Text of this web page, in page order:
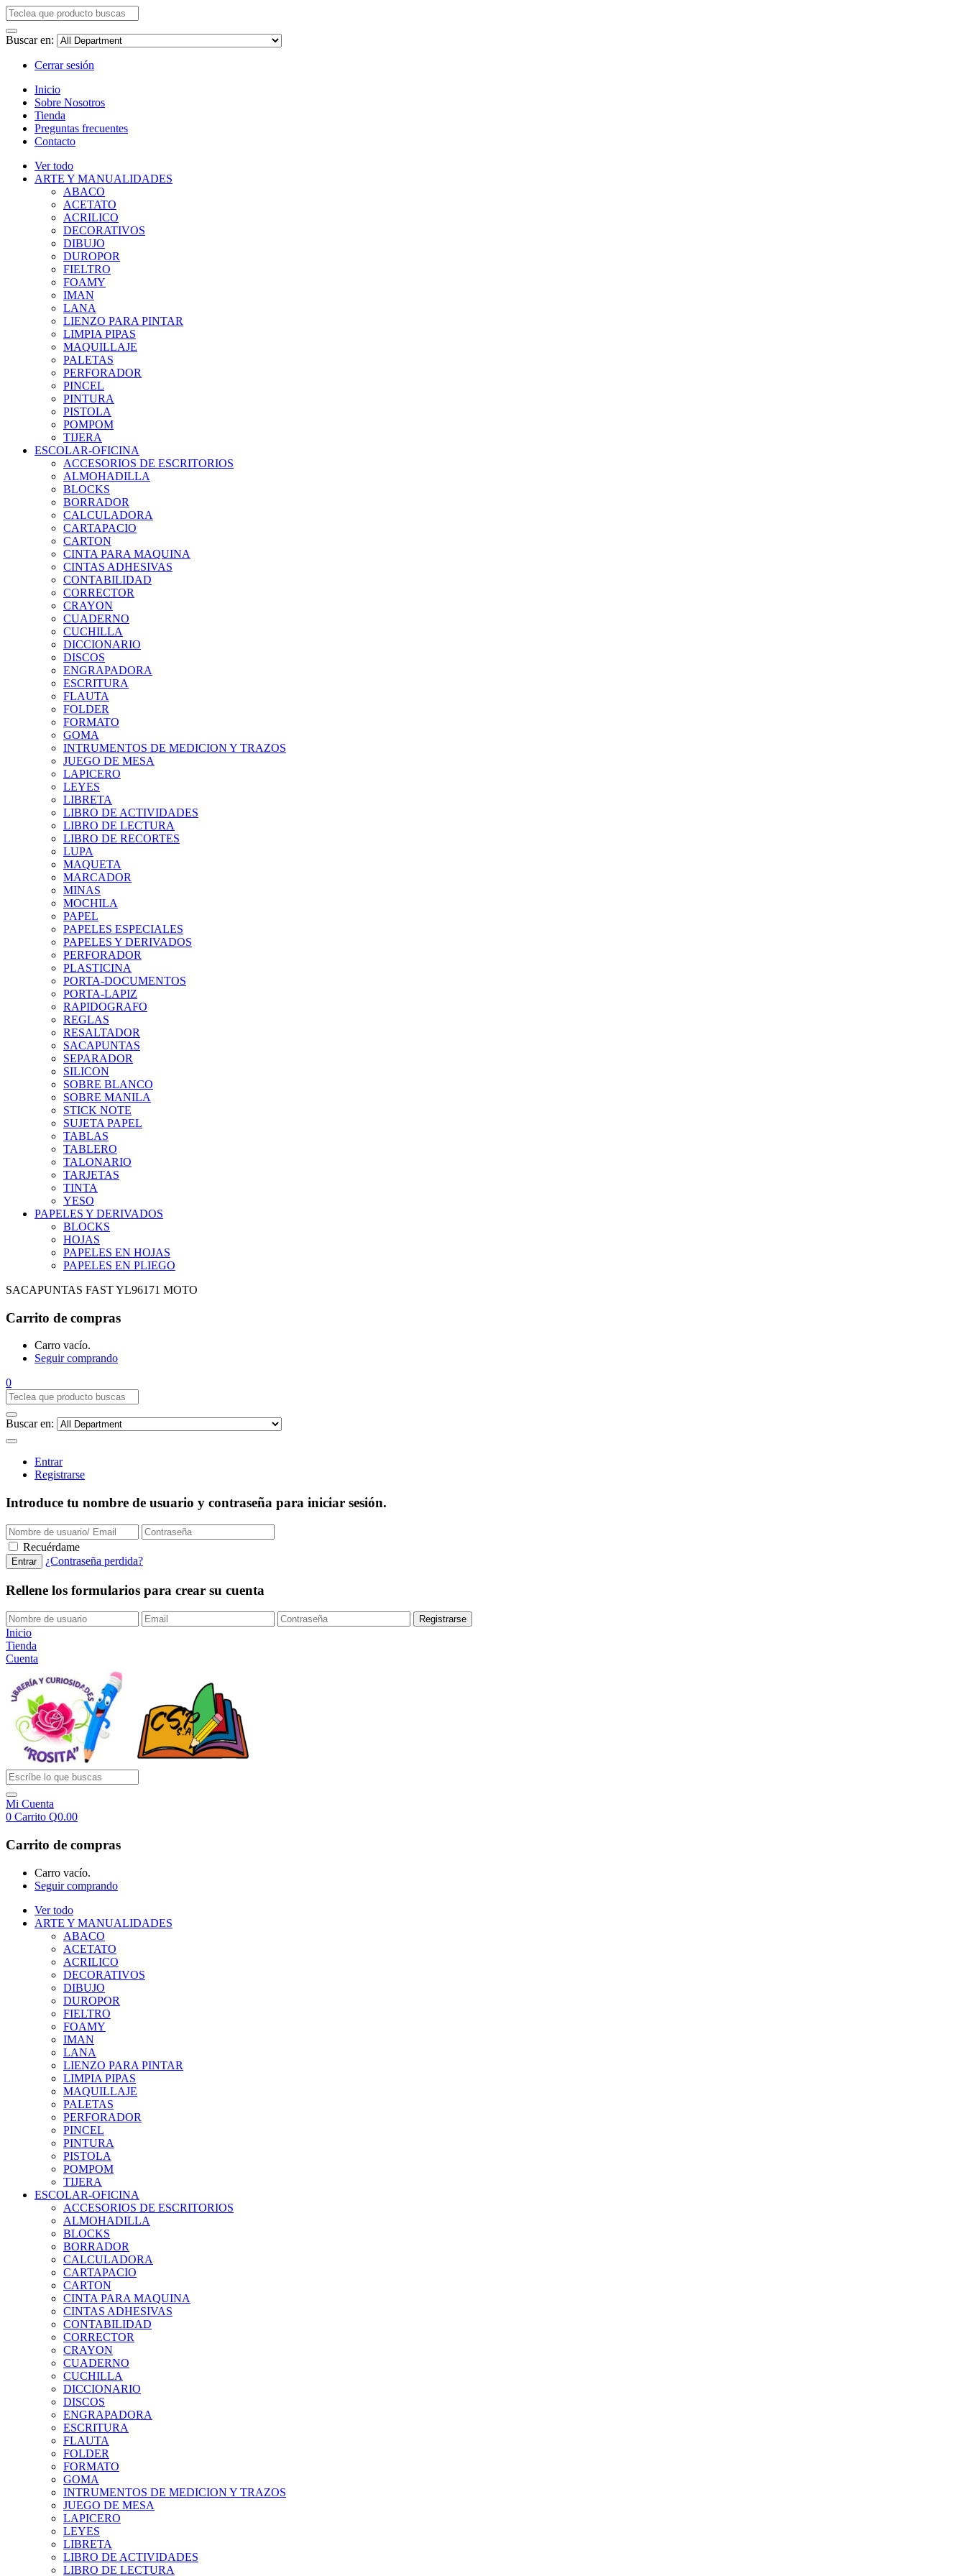
Buscar en:
Cerrar sesión
Inicio
Sobre Nosotros
Tienda
Preguntas frecuentes
Contacto
Ver todo
ARTE Y MANUALIDADES
ABACO
ACETATO
ACRILICO
DECORATIVOS
DIBUJO
DUROPOR
FIELTRO
FOAMY
IMAN
LANA
LIENZO PARA PINTAR
LIMPIA PIPAS
MAQUILLAJE
PALETAS
PERFORADOR
PINCEL
PINTURA
PISTOLA
POMPOM
TIJERA
ESCOLAR-OFICINA
ACCESORIOS DE ESCRITORIOS
ALMOHADILLA
BLOCKS
BORRADOR
CALCULADORA
CARTAPACIO
CARTON
CINTA PARA MAQUINA
CINTAS ADHESIVAS
CONTABILIDAD
CORRECTOR
CRAYON
CUADERNO
CUCHILLA
DICCIONARIO
DISCOS
ENGRAPADORA
ESCRITURA
FLAUTA
FOLDER
FORMATO
GOMA
INTRUMENTOS DE MEDICION Y TRAZOS
JUEGO DE MESA
LAPICERO
LEYES
LIBRETA
LIBRO DE ACTIVIDADES
LIBRO DE LECTURA
LIBRO DE RECORTES
LUPA
MAQUETA
MARCADOR
MINAS
MOCHILA
PAPEL
PAPELES ESPECIALES
PAPELES Y DERIVADOS
PERFORADOR
PLASTICINA
PORTA-DOCUMENTOS
PORTA-LAPIZ
RAPIDOGRAFO
REGLAS
RESALTADOR
SACAPUNTAS
SEPARADOR
SILICON
SOBRE BLANCO
SOBRE MANILA
STICK NOTE
SUJETA PAPEL
TABLAS
TABLERO
TALONARIO
TARJETAS
TINTA
YESO
PAPELES Y DERIVADOS
BLOCKS
HOJAS
PAPELES EN HOJAS
PAPELES EN PLIEGO
SACAPUNTAS FAST YL96171 MOTO
Carrito de compras
Carro vacío.
Seguir comprando
0
Buscar en:
Entrar
Registrarse
Introduce tu nombre de usuario y contraseña para iniciar sesión.
Recuérdame
¿Contraseña perdida?
Rellene los formularios para crear su cuenta
Inicio
Tienda
Cuenta
Mi Cuenta
0 Carrito Q0.00
Carrito de compras
Carro vacío.
Seguir comprando
Ver todo
ARTE Y MANUALIDADES
ABACO
ACETATO
ACRILICO
DECORATIVOS
DIBUJO
DUROPOR
FIELTRO
FOAMY
IMAN
LANA
LIENZO PARA PINTAR
LIMPIA PIPAS
MAQUILLAJE
PALETAS
PERFORADOR
PINCEL
PINTURA
PISTOLA
POMPOM
TIJERA
ESCOLAR-OFICINA
ACCESORIOS DE ESCRITORIOS
ALMOHADILLA
BLOCKS
BORRADOR
CALCULADORA
CARTAPACIO
CARTON
CINTA PARA MAQUINA
CINTAS ADHESIVAS
CONTABILIDAD
CORRECTOR
CRAYON
CUADERNO
CUCHILLA
DICCIONARIO
DISCOS
ENGRAPADORA
ESCRITURA
FLAUTA
FOLDER
FORMATO
GOMA
INTRUMENTOS DE MEDICION Y TRAZOS
JUEGO DE MESA
LAPICERO
LEYES
LIBRETA
LIBRO DE ACTIVIDADES
LIBRO DE LECTURA